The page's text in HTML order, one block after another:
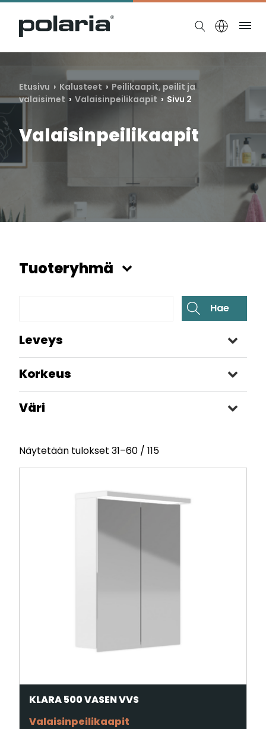
https://polaria.fi/name
Etusivu › Kalusteet › Peilikaapit, peilit ja
valaisimet › Valaisinpeilikaapit › Sivu 2
Valaisinpeilikaapit
Tuoteryhmä
Leveys
Korkeus
Väri
Näytetään tulokset 31–60 / 115
KLARA 500 VASEN VVS
Valaisinpeilikaapit